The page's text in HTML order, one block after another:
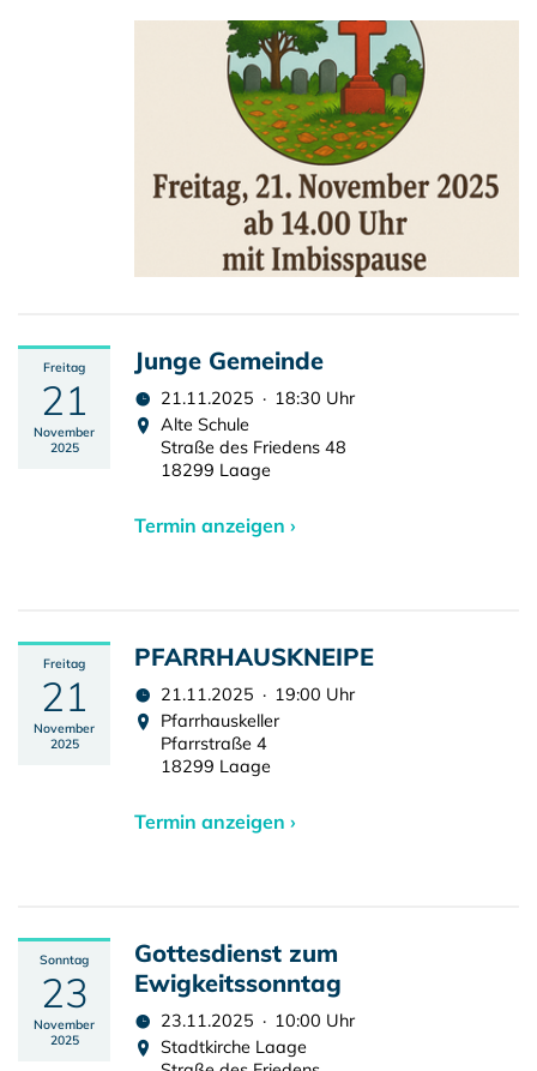
Freitag
21
November
2025
Junge Gemeinde
21.11.2025 · 18:30 Uhr
Alte Schule
Straße des Friedens 48
18299 Laage
Termin anzeigen ›
Freitag
21
November
2025
PFARRHAUSKNEIPE
21.11.2025 · 19:00 Uhr
Pfarrhauskeller
Pfarrstraße 4
18299 Laage
Termin anzeigen ›
Sonntag
23
November
2025
Gottesdienst zum
Ewigkeitssonntag
23.11.2025 · 10:00 Uhr
Stadtkirche Laage